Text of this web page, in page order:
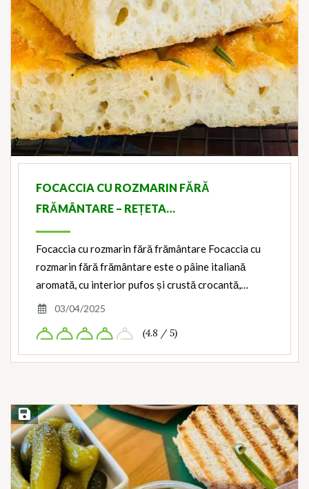
FOCACCIA CU ROZMARIN FĂRĂ
FRĂMÂNTARE – REȚETA…
Focaccia cu rozmarin fără frământare Focaccia cu
rozmarin fără frământare este o pâine italiană
aromată, cu interior pufos și crustă crocantă,…
03/04/2025
(4.8 / 5)
Save Recipe